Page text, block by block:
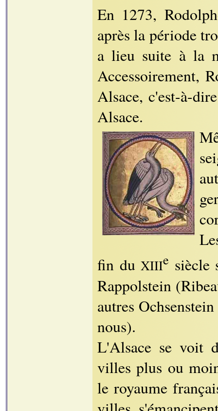
En 1273,
après la période
a lieu suite à la
Accessoirement,
Alsace, c'est-à-
Alsace.
fin duXIIIe siècle
Rappolstein
autres
nous).
L'Alsace se voit
villes plus ou
le royaume